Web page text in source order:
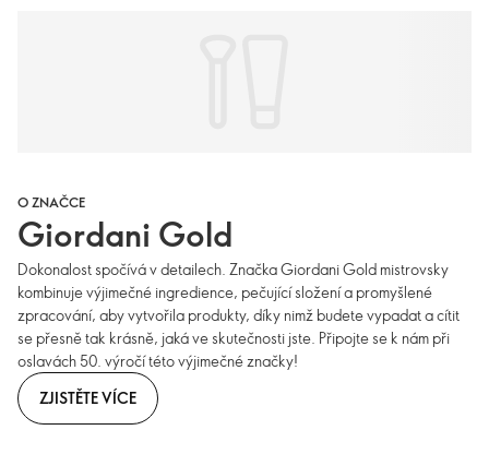
O ZNAČCE
Giordani Gold
Dokonalost spočívá v detailech. Značka Giordani Gold mistrovsky
kombinuje výjimečné ingredience, pečující složení a promyšlené
zpracování, aby vytvořila produkty, díky nimž budete vypadat a cítit
se přesně tak krásně, jaká ve skutečnosti jste. Připojte se k nám při
oslavách 50. výročí této výjimečné značky!
ZJISTĚTE VÍCE